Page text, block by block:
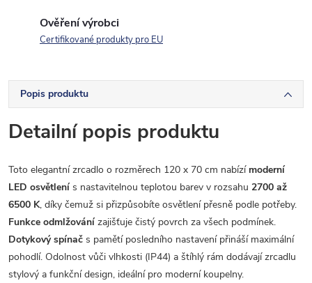
Ověření výrobci
Certifikované produkty pro EU
Popis produktu
Detailní popis produktu
Toto elegantní zrcadlo o rozměrech 120 x 70 cm nabízí moderní
LED osvětlení s nastavitelnou teplotou barev v rozsahu 2700 až
6500 K, díky čemuž si přizpůsobíte osvětlení přesně podle potřeby.
Funkce odmlžování zajišťuje čistý povrch za všech podmínek.
Dotykový spínač s pamětí posledního nastavení přináší maximální
pohodlí. Odolnost vůči vlhkosti (IP44) a štíhlý rám dodávají zrcadlu
stylový a funkční design, ideální pro moderní koupelny.